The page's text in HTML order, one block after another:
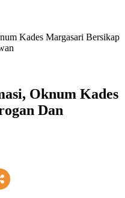
Kades Margasari Bersikap
Oknum Kades
Dan